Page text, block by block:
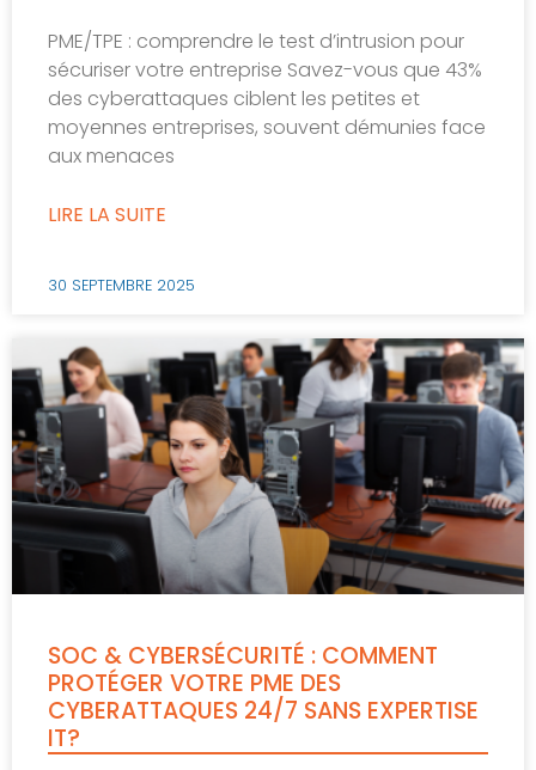
PME/TPE : comprendre le test d’intrusion pour
sécuriser votre entreprise Savez-vous que 43%
des cyberattaques ciblent les petites et
moyennes entreprises, souvent démunies face
aux menaces
LIRE LA SUITE
30 SEPTEMBRE 2025
SOC & CYBERSÉCURITÉ : COMMENT
PROTÉGER VOTRE PME DES
CYBERATTAQUES 24/7 SANS EXPERTISE
IT?